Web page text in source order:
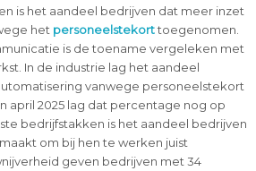
is het aandeel bedrijven dat meer inzet
het personeelstekorttoegenomen.
is de toename vergeleken met
In de industrie lag het aandeel
vanwege personeelstekort
april 2025 lag dat percentage nog op
bedrijfstakken is het aandeel bedrijven
om bij hen te werken juist
geven bedrijven met 34